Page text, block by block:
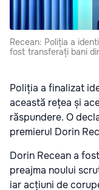
Recean: Poliția a
fost transferați bani
Poliția a finalizat
această rețea și
răspundere. O
premierul Dorin
Dorin Recean a
preajma noului
iar acțiuni de